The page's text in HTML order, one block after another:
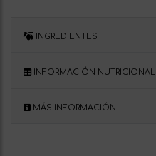
INGREDIENTES
INFORMACIÓN NUTRICIONAL
MÁS INFORMACIÓN